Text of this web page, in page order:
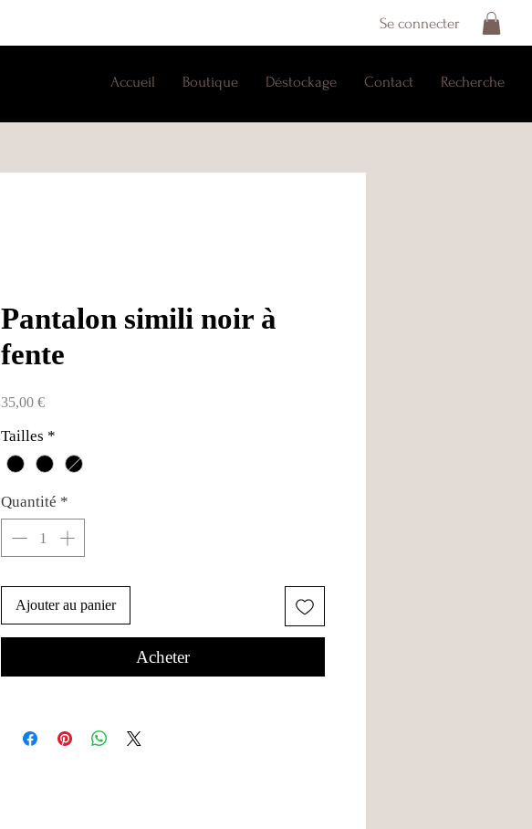
Se connecter
Accueil Boutique Déstockage Contact Recherche
Pantalon simili noir à
fente
35,00 €Prix
Tailles *
Quantité *
Ajouter au panier
Acheter